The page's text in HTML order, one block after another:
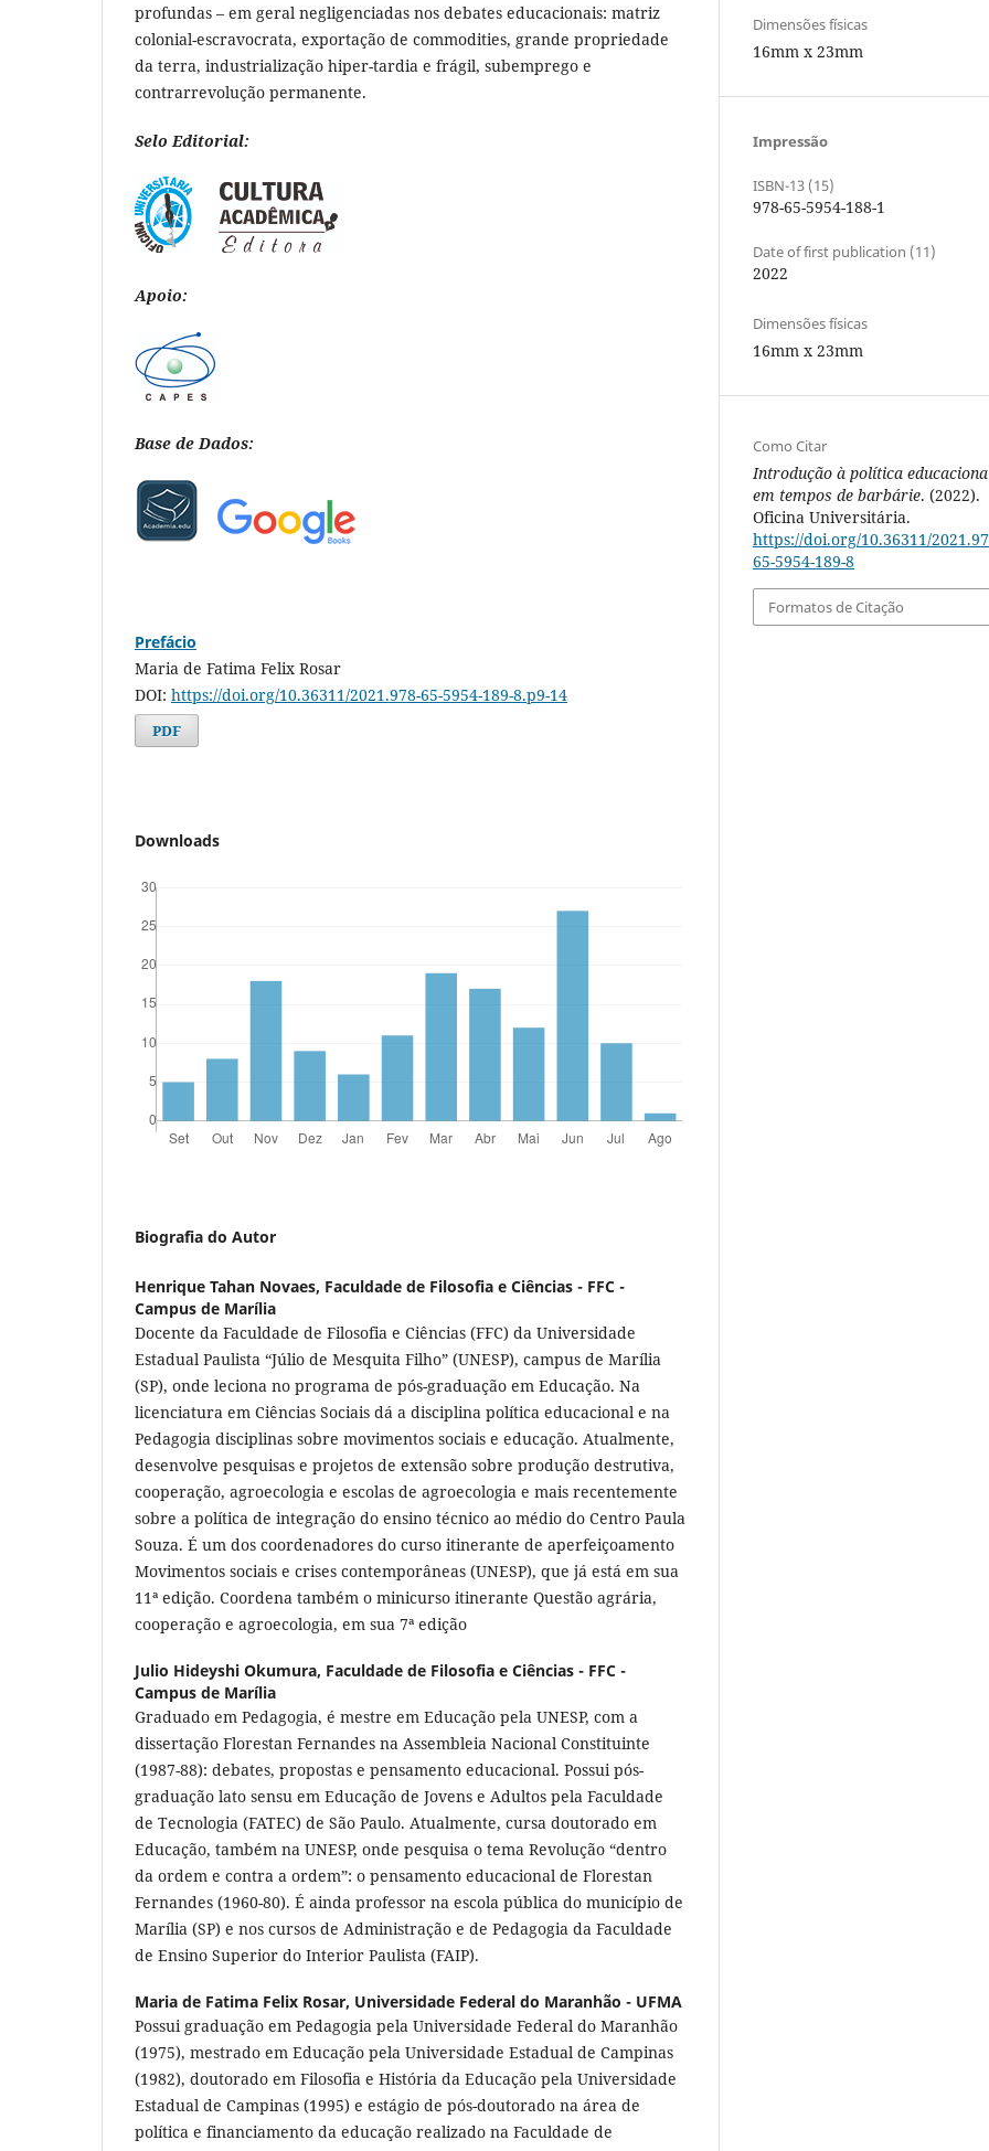
profundas – em geral negligenciadas nos debates educacionais: matriz
colonial-escravocrata, exportação de commodities, grande propriedade
da terra, industrialização hiper-tardia e frágil, subemprego e
contrarrevolução permanente.
Selo Editorial:
Apoio:
Base de Dados:
Prefácio
Maria de Fatima Felix Rosar
DOI: https://doi.org/10.36311/2021.978-65-5954-189-8.p9-14
PDF
Downloads
Biografia do Autor
Henrique Tahan Novaes, Faculdade de Filosofia e Ciências - FFC -
Campus de Marília
Docente da Faculdade de Filosofia e Ciências (FFC) da Universidade
Estadual Paulista “Júlio de Mesquita Filho” (UNESP), campus de Marília
(SP), onde leciona no programa de pós-graduação em Educação. Na
licenciatura em Ciências Sociais dá a disciplina política educacional e na
Pedagogia disciplinas sobre movimentos sociais e educação. Atualmente,
desenvolve pesquisas e projetos de extensão sobre produção destrutiva,
cooperação, agroecologia e escolas de agroecologia e mais recentemente
sobre a política de integração do ensino técnico ao médio do Centro Paula
Souza. É um dos coordenadores do curso itinerante de aperfeiçoamento
Movimentos sociais e crises contemporâneas (UNESP), que já está em sua
11ª edição. Coordena também o minicurso itinerante Questão agrária,
cooperação e agroecologia, em sua 7ª edição
Julio Hideyshi Okumura, Faculdade de Filosofia e Ciências - FFC -
Campus de Marília
Graduado em Pedagogia, é mestre em Educação pela UNESP, com a
dissertação Florestan Fernandes na Assembleia Nacional Constituinte
(1987-88): debates, propostas e pensamento educacional. Possui pós-
graduação lato sensu em Educação de Jovens e Adultos pela Faculdade
de Tecnologia (FATEC) de São Paulo. Atualmente, cursa doutorado em
Educação, também na UNESP, onde pesquisa o tema Revolução “dentro
da ordem e contra a ordem”: o pensamento educacional de Florestan
Fernandes (1960-80). É ainda professor na escola pública do município de
Marília (SP) e nos cursos de Administração e de Pedagogia da Faculdade
de Ensino Superior do Interior Paulista (FAIP).
Maria de Fatima Felix Rosar, Universidade Federal do Maranhão - UFMA
Possui graduação em Pedagogia pela Universidade Federal do Maranhão
(1975), mestrado em Educação pela Universidade Estadual de Campinas
(1982), doutorado em Filosofia e História da Educação pela Universidade
Estadual de Campinas (1995) e estágio de pós-doutorado na área de
política e financiamento da educação realizado na Faculdade de
Dimensões físicas
16mm x 23mm
Impressão
ISBN-13 (15)
978-65-5954-188-1
Date of first publication (11)
2022
Dimensões físicas
16mm x 23mm
Como Citar
Introdução à política
em tempos de barbárie. (2022).
Oficina Universitária.
https://doi.org/10.36311/
65-5954-189-8
Formatos de Citação